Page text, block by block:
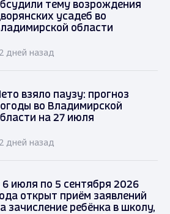
тему возрождения
усадеб во
области
дней назад
взяло паузу: прогноз
во Владимирской
на 27 июля
дней назад
6 июля по 5 сентября 2026
открыт приём заявлений
зачисление ребёнка в школу,